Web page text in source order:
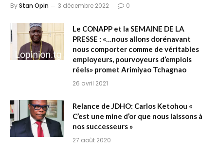
ByStan Opin 3 décembre 2022 0
Le CONAPP et la SEMAINE DE LA
PRESSE : «…nous allons dorénavant
nous comporter comme de véritables
employeurs, pourvoyeurs d’emplois
réels» promet Arimiyao Tchagnao
26 avril 2021
Relance de JDHO: Carlos Ketohou «
C’est une mine d’or que nous laissons à
nos successeurs »
27 août 2020